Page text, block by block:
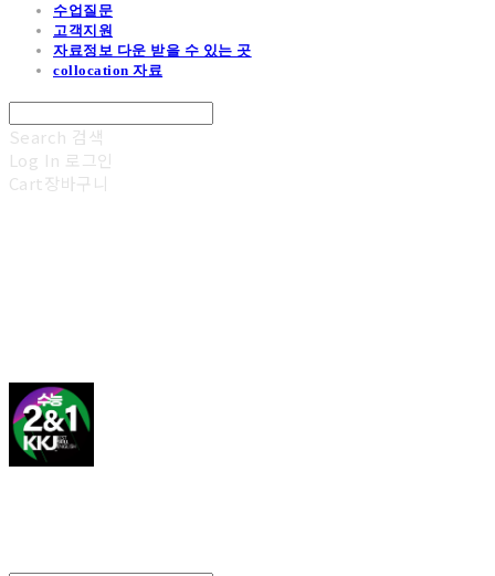
수업질문
고객지원
자료정보 다운 받을 수 있는 곳
collocation 자료
Search 검색
Log In 로그인
Cart장바구니